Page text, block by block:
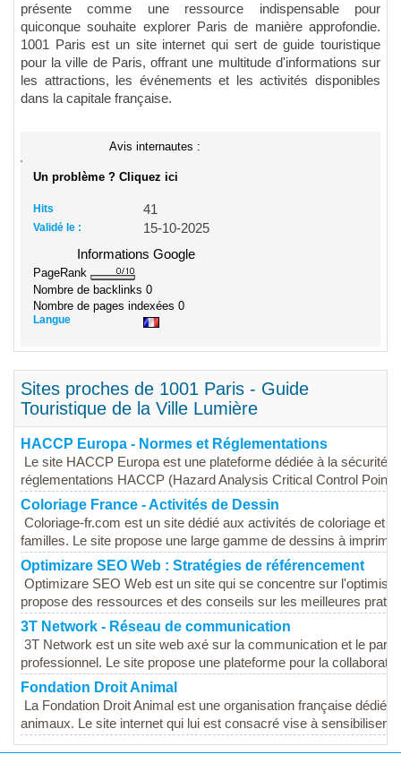
présente comme une ressource indispensable pour
quiconque souhaite explorer Paris de manière approfondie.
1001 Paris est un site internet qui sert de guide touristique
pour la ville de Paris, offrant une multitude d'informations sur
les attractions, les événements et les activités disponibles
dans la capitale française.
Avis internautes :
Un problème ? Cliquez ici
Hits 41
Validé le :
15-10-2025
Informations Google
PageRank
Nombre de backlinks 0
Nombre de pages indexées 0
Langue
Sites proches de 1001 Paris - Guide
Touristique de la Ville Lumière
HACCP Europa - Normes et Réglementations
Le site HACCP Europa est une plateforme dédiée à la sécurité
réglementations HACCP (Hazard Analysis Critical Control
Coloriage France - Activités de Dessin
Coloriage-fr.com est un site dédié aux activités de coloriage et
familles. Le site propose une large gamme de dessins à
Optimizare SEO Web : Stratégies de référencement
Optimizare SEO Web est un site qui se concentre sur
propose des ressources et des conseils sur les meilleures
3T Network - Réseau de communication
3T Network est un site web axé sur la communication et le
professionnel. Le site propose une plateforme pour la
Fondation Droit Animal
La Fondation Droit Animal est une organisation française
animaux. Le site internet qui lui est consacré vise à sensibiliser